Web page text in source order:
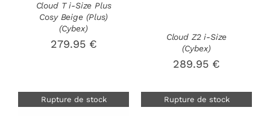
Cloud T i-Size Plus
Cosy Beige (Plus)
(Cybex)
279.95 €
Cloud Z2 i-Size
(Cybex)
289.95 €
Rupture de stock Rupture de stock